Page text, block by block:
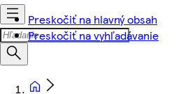
Preskočiť na hlavný obsah
Preskočiť na vyhľadávanie